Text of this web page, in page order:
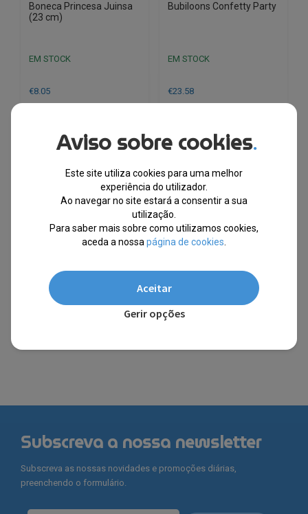
Boneca Princesa Juinsa
(23 cm)
EM STOCK
€8.05
Bubiloons Confetty Party
EM STOCK
€23.58
BRINQUEDOS - DISNEY E OUTROS
BARBIE E NANCY
Aviso sobre cookies.
Este site utiliza cookies para uma melhor
experiência do utilizador.
Ao navegar no site estará a consentir a sua
utilização.
Para saber mais sobre como utilizamos cookies,
aceda a nossa página de cookies
Aceitar
Gerir opções
Subscreva a nossa newsletter
Subscreva as nossas novidades e promoções diárias,
preenchendo o formulário.